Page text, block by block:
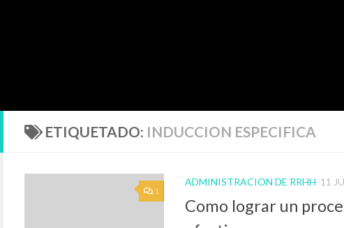
ETIQUETADO: INDUCCION ESPECIFICA
1
ADMINISTRACION DE RRHH 11
Como lograr un